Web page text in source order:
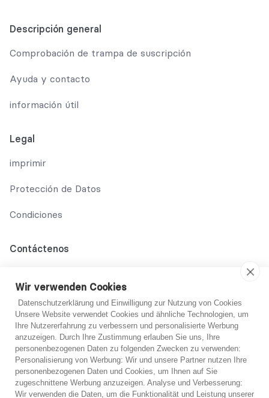
¿No estoy seguro?
Descripción general
Comprobación de trampa de suscripción
Ayuda y contacto
información útil
Legal
imprimir
Protección de Datos
Condiciones
Contáctenos
support@abo-hilfe.de
© 2021 abo-hilfe.de
*Nota: abo-hilfe.de sirve como sitio web informativo. El
consumidor recibe información y consejos y trucos sobre el
Wir verwenden Cookies
Datenschutzerklärung und Einwilligung zur Nutzung von Cookies
Unsere Website verwendet Cookies und ähnliche Technologien, um
Ihre Nutzererfahrung zu verbessern und personalisierte Werbung
anzuzeigen. Durch Ihre Zustimmung erlauben Sie uns, Ihre
personenbezogenen Daten zu folgenden Zwecken zu verwenden:
Personalisierung von Werbung: Wir und unsere Partner nutzen Ihre
personenbezogenen Daten und Cookies, um Ihnen auf Sie
zugeschnittene Werbung anzuzeigen. Analyse und Verbesserung:
Wir verwenden die Daten, um die Funktionalität und Leistung unserer